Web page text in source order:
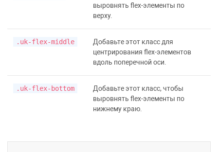
выровнять flex-элементы по
верху.
.uk-flex-middle
Добавьте этот класс для
центрирования flex-элементов
вдоль поперечной оси.
.uk-flex-bottom
Добавьте этот класс, чтобы
выровнять flex-элементы по
нижнему краю.